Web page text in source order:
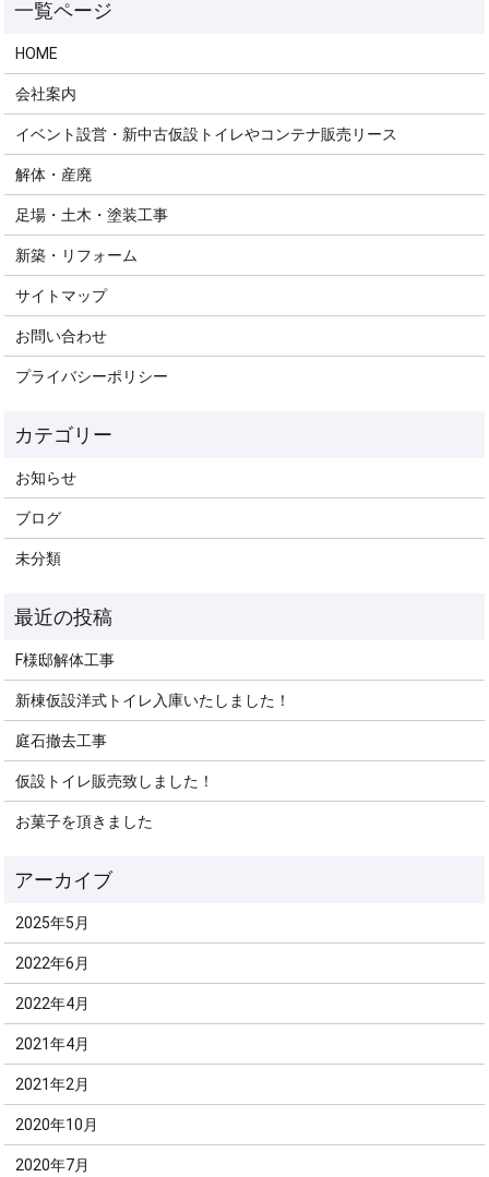
HOME
会社案内
イベント設営・新中古仮設トイレやコンテナ販売リース
解体・産廃
足場・土木・塗装工事
新築・リフォーム
サイトマップ
お問い合わせ
プライバシーポリシー
お知らせ
ブログ
未分類
F様邸解体工事
新棟仮設洋式トイレ入庫いたしました！
庭石撤去工事
仮設トイレ販売致しました！
お菓子を頂きました
2025年5月
2022年6月
2022年4月
2021年4月
2021年2月
2020年10月
2020年7月